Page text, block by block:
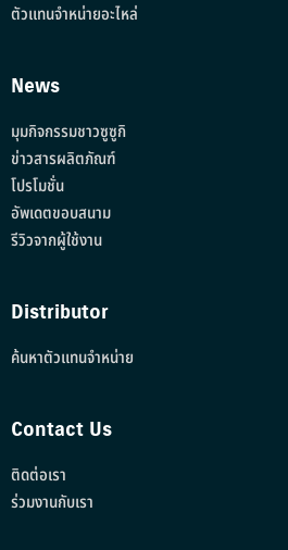
ตัวแทนจำหน่ายอะไหล่
News
มุมกิจกรรมชาวซูซูกิ
ข่าวสารผลิตภัณฑ์
โปรโมชั่น
อัพเดตขอบสนาม
รีวิวจากผู้ใช้งาน
Distributor
ค้นหาตัวแทนจำหน่าย
Contact Us
ติดต่อเรา
ร่วมงานกับเรา